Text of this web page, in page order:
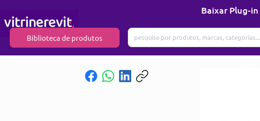
Baixar Plug-in
Biblioteca de produtos